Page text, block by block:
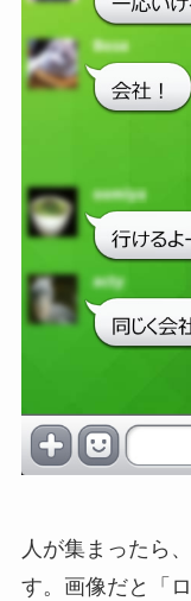
人が集まったら
す。画像だと「